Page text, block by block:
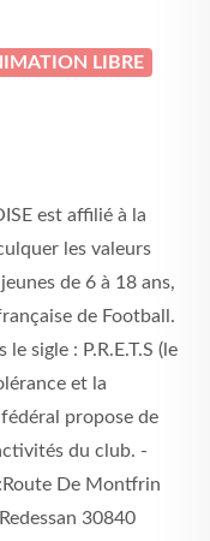
LIBRE
est affilié à la
les valeurs
de 6 à 18 ans,
de Football.
sigle : P.R.E.T.S (le
et la
propose de
du club. -
De Montfrin
30840